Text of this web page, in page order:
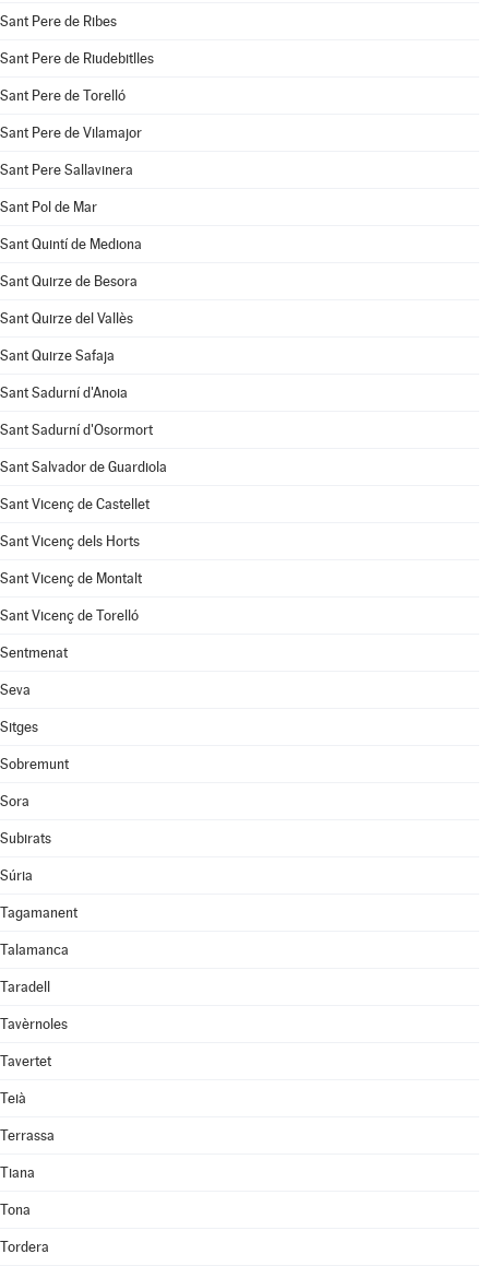
Sant Pere de Ribes
Sant Pere de Riudebitlles
Sant Pere de Torelló
Sant Pere de Vilamajor
Sant Pere Sallavinera
Sant Pol de Mar
Sant Quintí de Mediona
Sant Quirze de Besora
Sant Quirze del Vallès
Sant Quirze Safaja
Sant Sadurní d'Anoia
Sant Sadurní d'Osormort
Sant Salvador de Guardiola
Sant Vicenç de Castellet
Sant Vicenç dels Horts
Sant Vicenç de Montalt
Sant Vicenç de Torelló
Sentmenat
Seva
Sitges
Sobremunt
Sora
Subirats
Súria
Tagamanent
Talamanca
Taradell
Tavèrnoles
Tavertet
Teià
Terrassa
Tiana
Tona
Tordera